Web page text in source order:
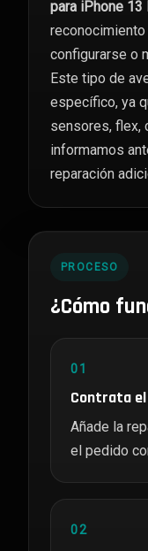
para iPhone 13
configurarse o
Este tipo de
específico, ya
sensores, flex,
informamos
reparación
PROCESO
¿Cómo
01
Contrata
Añade la
el pedido
02